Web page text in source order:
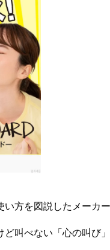
方を図説したメーカー
叫べない「心の叫び